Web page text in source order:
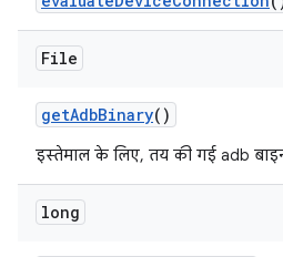
File
getAdbBinary()
इस्तेमाल के लिए, तय की गई adb
long